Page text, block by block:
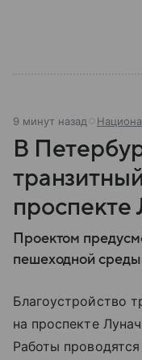
9 минут назад
В
проспекте
Проектом
пешеходной
Благоустройство
на проспекте
Работы